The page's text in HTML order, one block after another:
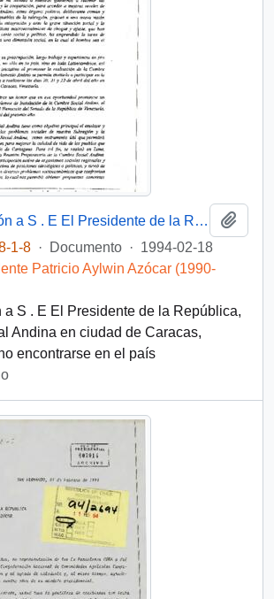
[ Carta: invitación a S . E El Presidente de la República, a Cumbre Social Andina en ciudad de Caracas ]
1-8 · Documento · 1994-02-18
Patricio Aylwin Azócar (1990-
a S . E El Presidente de la República,
Andina en ciudad de Caracas,
encontrarse en el país